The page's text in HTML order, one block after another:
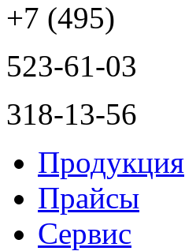
+7 (495)
523-61-03
318-13-56
Продукция
Прайсы
Сервис